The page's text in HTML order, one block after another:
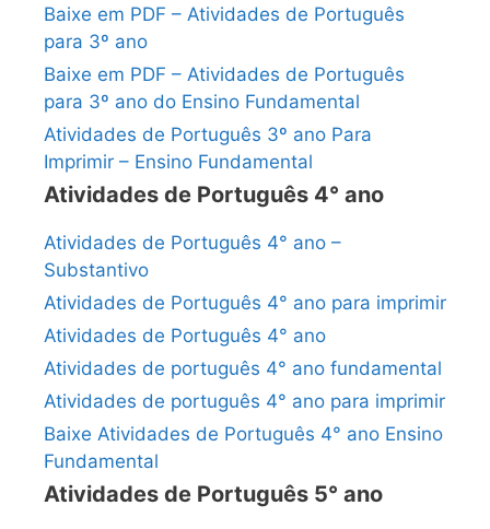
Baixe em PDF – Atividades de Português
para 3º ano
Baixe em PDF – Atividades de Português
para 3º ano do Ensino Fundamental
Atividades de Português 3º ano Para
Imprimir – Ensino Fundamental
Atividades de Português 4° ano
Atividades de Português 4° ano –
Substantivo
Atividades de Português 4° ano para imprimir
Atividades de Português 4° ano
Atividades de português 4° ano fundamental
Atividades de português 4° ano para imprimir
Baixe Atividades de Português 4° ano Ensino
Fundamental
Atividades de Português 5° ano